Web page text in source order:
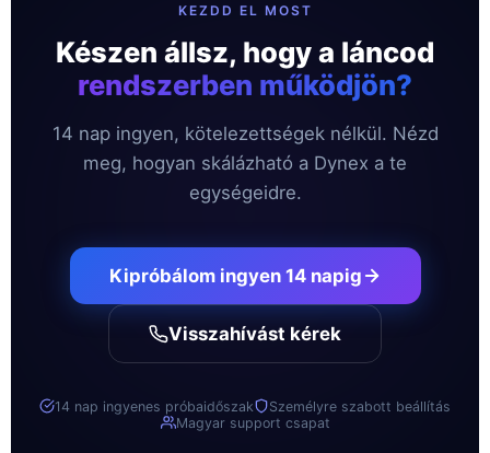
KEZDD EL MOST
Készen állsz, hogy a láncod
rendszerben működjön?
14 nap ingyen, kötelezettségek nélkül. Nézd
meg, hogyan skálázható a Dynex a te
egységeidre.
Kipróbálom ingyen 14 napig
Visszahívást kérek
14 nap ingyenes próbaidőszak
Személyre szabott beállítás
Magyar support csapat